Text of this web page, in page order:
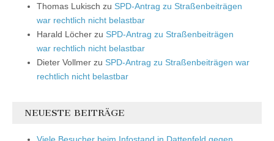
Thomas Lukisch zu SPD-Antrag zu Straßenbeiträgen
war rechtlich nicht belastbar
Harald Löcher zu SPD-Antrag zu Straßenbeiträgen
war rechtlich nicht belastbar
Dieter Vollmer zu SPD-Antrag zu Straßenbeiträgen war
rechtlich nicht belastbar
NEUESTE BEITRÄGE
Viele Besucher beim Infostand in Dattenfeld gegen